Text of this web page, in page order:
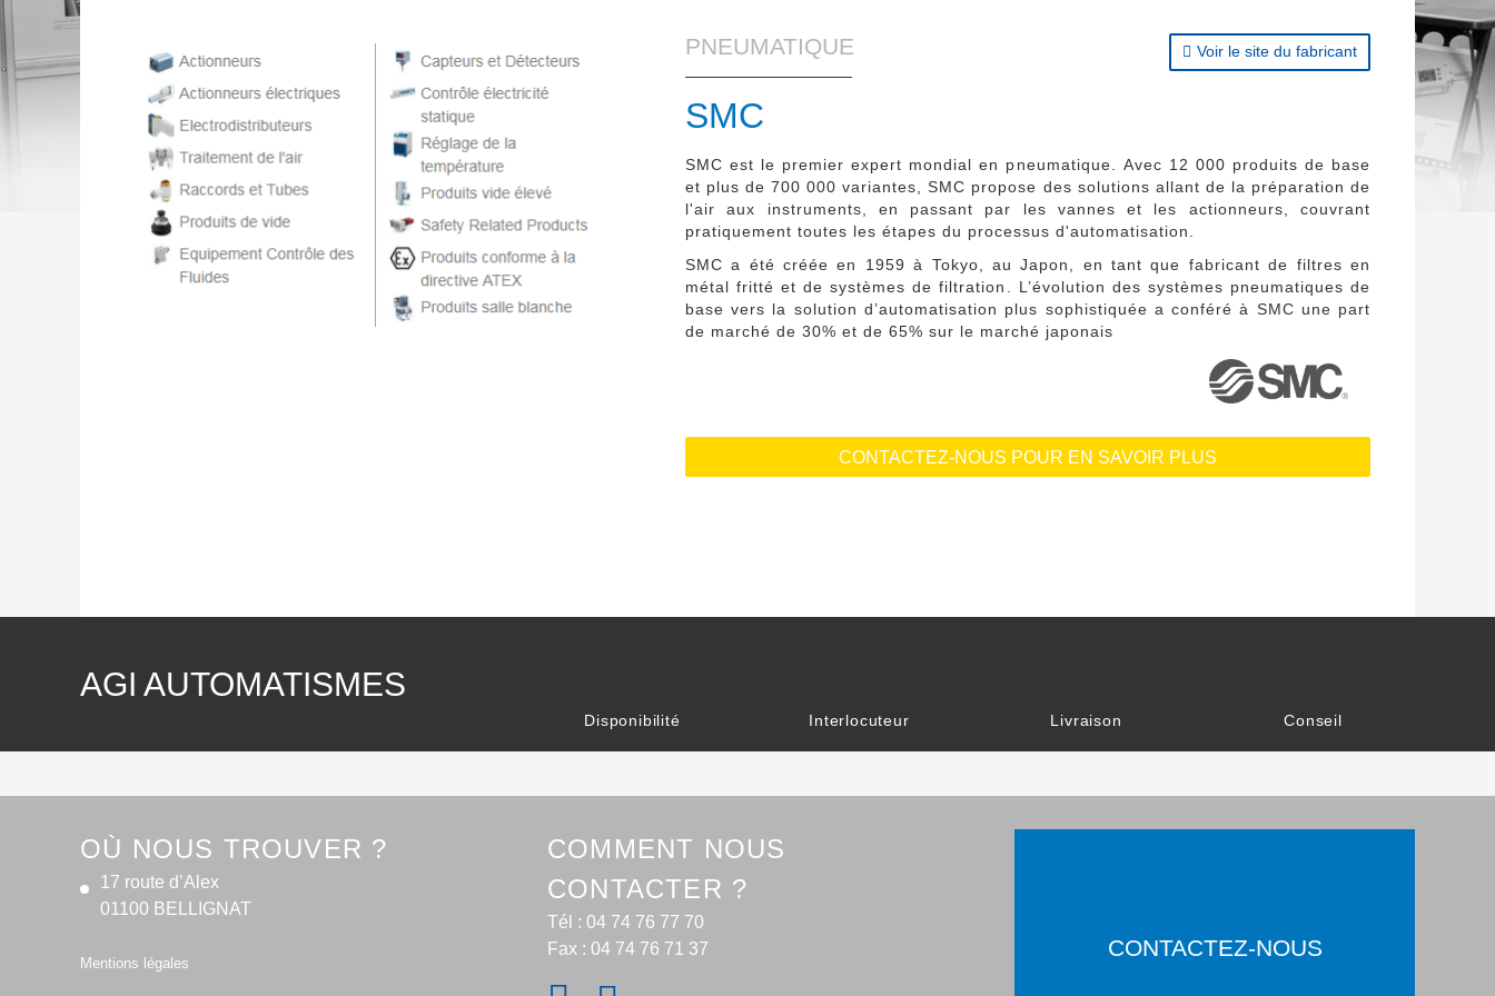
PNEUMATIQUE
SMC
SMC est le premier expert mondial en pneumatique. Avec 12 000 produits de base
et plus de 700 000 variantes, SMC propose des solutions allant de la préparation de
l'air aux instruments, en passant par les vannes et les actionneurs, couvrant
pratiquement toutes les étapes du processus d'automatisation.
SMC a été créée en 1959 à Tokyo, au Japon, en tant que fabricant de filtres en
métal fritté et de systèmes de filtration. L’évolution des systèmes pneumatiques de
base vers la solution d’automatisation plus sophistiquée a conféré à SMC une part
de marché de 30% et de 65% sur le marché japonais
Voir le site du fabricant
CONTACTEZ-NOUS POUR EN SAVOIR PLUS
AGI AUTOMATISMES
Disponibilité Interlocuteur Livraison Conseil
OÙ NOUS TROUVER ?
17 route d’Alex
01100 BELLIGNAT
Mentions légales
COMMENT NOUS
CONTACTER ?
Tél : 04 74 76 77 70
Fax : 04 74 76 71 37
CONTACTEZ-NOUS